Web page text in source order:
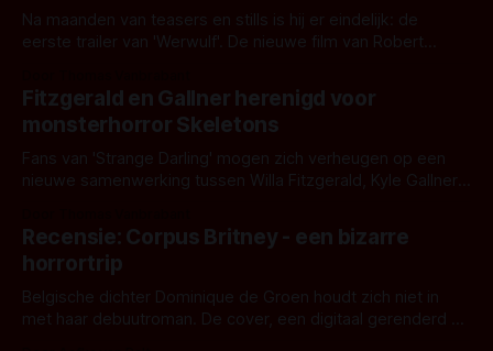
Na maanden van teasers en stills is hij er eindelijk: de
eerste trailer van 'Werwulf'. De nieuwe film van Robert
kille stijl vol folklore en mythe. Het topic deze keer is (kon
het het al raden?)... de weerwolf. Kijk je mee?
Fitzgerald en Gallner herenigd voor
monsterhorror Skeletons
Fans van 'Strange Darling' mogen zich verheugen op een
nieuwe samenwerking tussen Willa Fitzgerald, Kyle Gallner
'Skeletons', een nieuwe creature feature waarvoor de
opnames zijn gestart in Australië.
Recensie: Corpus Britney - een bizarre
horrortrip
Belgische dichter Dominique de Groen houdt zich niet in
met haar debuutroman. De cover, een digitaal gerenderd en